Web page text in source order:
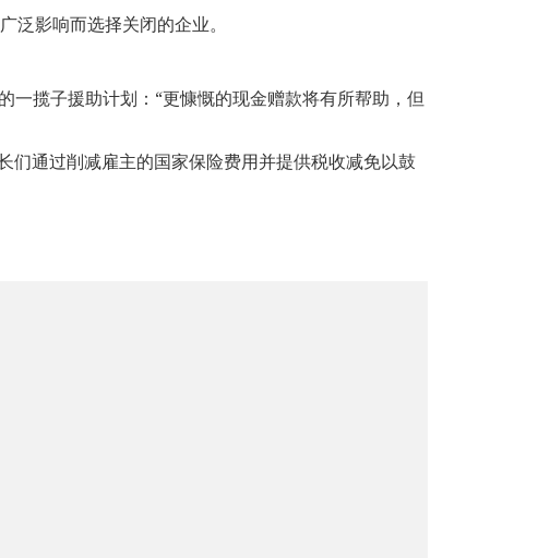
影响而选择关闭的企业。
揽子援助计划：“更慷慨的现金赠款将有所帮助，但
通过削减雇主的国家保险费用并提供税收减免以鼓